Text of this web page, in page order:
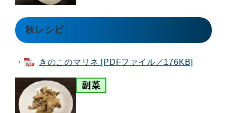
秋レシピ
・ きのこのマリネ [PDFファイル／176KB]